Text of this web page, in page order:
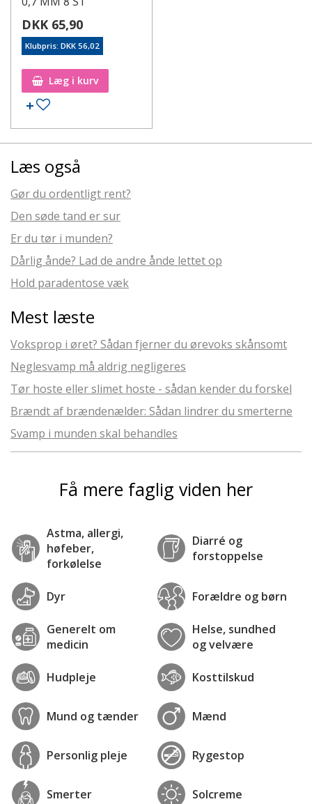
DKK 65,90
Klubpris: DKK 56,02
Læg i kurv
Læs også
Gør du ordentligt rent?
Den søde tand er sur
Er du tør i munden?
Dårlig ånde? Lad de andre ånde lettet op
Hold paradentose væk
Mest læste
Voksprop i øret? Sådan fjerner du ørevoks skånsomt
Neglesvamp må aldrig negligeres
Tør hoste eller slimet hoste - sådan kender du forskel
Brændt af brændenælder: Sådan lindrer du smerterne
Svamp i munden skal behandles
Få mere faglig viden her
Astma, allergi,
høfeber,
forkølelse
Diarré og
forstoppelse
Dyr Forældre og børn
Generelt om
medicin
Helse, sundhed
og velvære
Hudpleje Kosttilskud
Mund og tænder Mænd
Personlig pleje Rygestop
Smerter Solcreme